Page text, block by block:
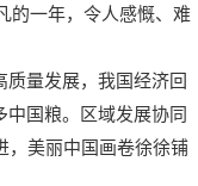
的一年，令人感慨、难
量发展，我国经济回
国粮。区域发展协同
，美丽中国画卷徐徐铺